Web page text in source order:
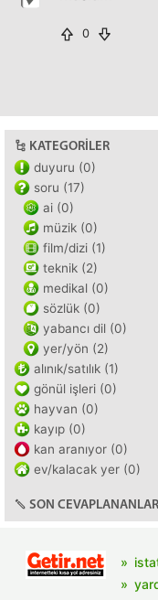
0
KATEGORILER
duyuru (0)
soru (17)
ai (0)
müzik (0)
film/dizi (1)
teknik (2)
medikal (0)
sözlük (0)
yabancı dil (0)
yer/yön (2)
alınık/satılık (1)
gönül işleri (0)
hayvan (0)
kayıp (0)
kan aranıyor (0)
ev/kalacak yer (0)
SON CEVAPLANANLAR